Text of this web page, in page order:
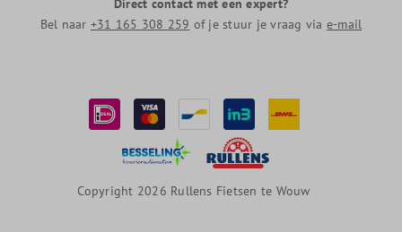
Bel naar +31 165 308 259 of je stuur je vraag via e-mail
Copyright 2026 Rullens Fietsen te Wouw